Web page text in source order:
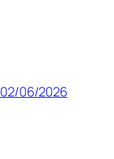
02/06/2026